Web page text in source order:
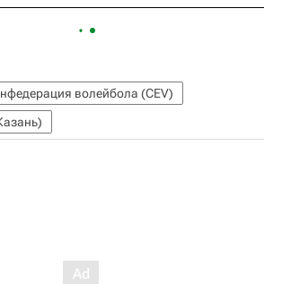
волейбола (CEV)